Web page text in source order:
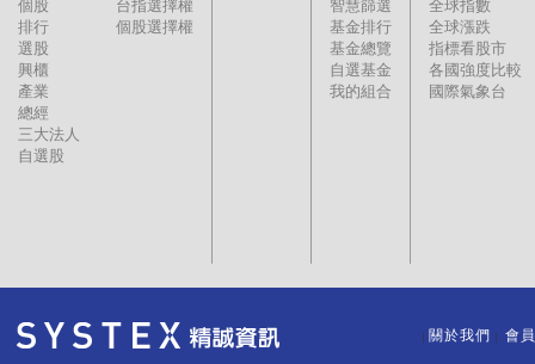
個股
排行
選股
興櫃
產業
總經
三大法人
自選股
台指選擇權
個股選擇權
智慧篩選
基金排行
基金總覽
自選基金
我的組合
全球指數
全球漲跌
指標看股市
各國強度比較
國際氣象台
關於我們 會